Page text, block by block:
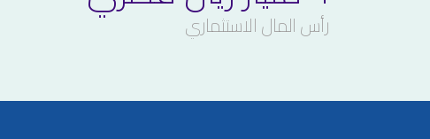
رأس المال الاستثماري